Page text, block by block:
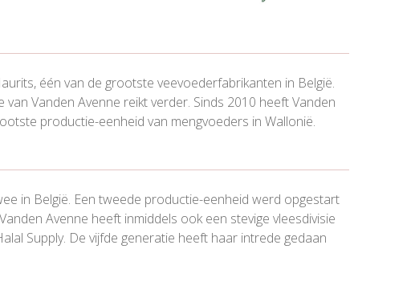
één van de grootste veevoederfabrikanten in België.
Vanden Avenne reikt verder. Sinds 2010 heeft Vanden
productie-eenheid van mengvoeders in Wallonië.
in België. Een tweede productie-eenheid werd opgestart
Avenne heeft inmiddels ook een stevige vleesdivisie
Supply. De vijfde generatie heeft haar intrede gedaan